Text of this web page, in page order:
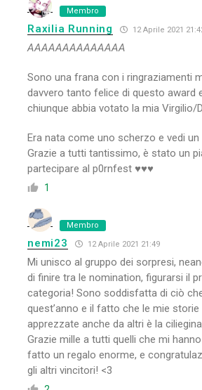
Membro
Raxilia Running 12 Aprile 2021
AAAAAAAAAAAAAA
Sono una frana con i ringraziamenti
davvero tanto felice di questo award
chiunque abbia votato la mia Virgilio/
Era nata come uno scherzo e vedi un
Grazie a tutti tantissimo, è stato un
partecipare al p0rnfest ♥♥♥
1
Membro
nemi23 12 Aprile 2021 21:49
Mi unisco al gruppo dei sorpresi,
di finire tra le nomination, figurarsi il
categoria! Sono soddisfatta di ciò
quest’anno e il fatto che le mie
apprezzate anche da altri è la
Grazie mille a tutti quelli che mi
fatto un regalo enorme, e
gli altri vincitori! <3